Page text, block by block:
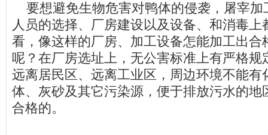
要想避免生物危害对鸭体的侵袭，屠宰加
人员的选择、厂房建设以及设备、和消毒上
看，像这样的厂房、加工设备怎能加工出合
呢？在厂房选址上，无公害标准上有严格规
远离居民区、远离工业区，周边环境不能有
体、灰砂及其它污染源，便于排放污水的地
合格的。